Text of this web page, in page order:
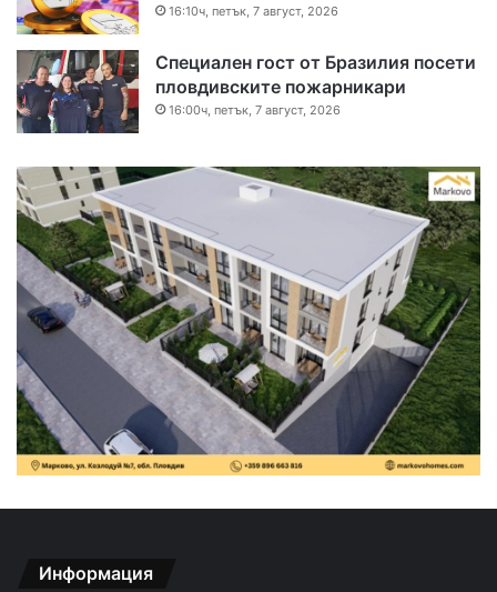
16:10ч, петък, 7 август, 2026
Специален гост от Бразилия посети
пловдивските пожарникари
16:00ч, петък, 7 август, 2026
Информация